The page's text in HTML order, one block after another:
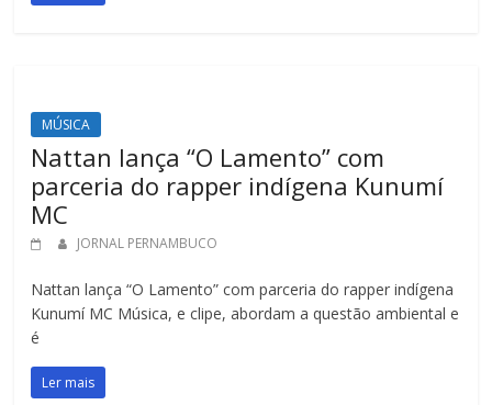
MÚSICA
Nattan lança “O Lamento” com
parceria do rapper indígena Kunumí
MC
JORNAL PERNAMBUCO
Nattan lança “O Lamento” com parceria do rapper indígena
Kunumí MC Música, e clipe, abordam a questão ambiental e
é
Ler mais